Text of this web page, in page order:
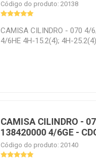
Código do produto: 20138
CAMISA CILINDRO - 070 4/
4/6HE 4H-15.2(4); 4H-
CAMISA CILINDRO -
138420000 4/6GE -
Código do produto: 20140